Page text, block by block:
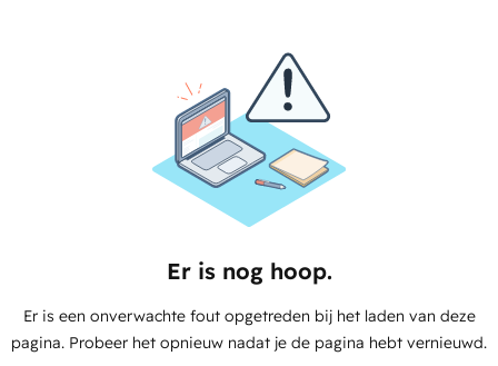
Er is nog hoop.
Er is een onverwachte fout opgetreden bij het laden van deze
pagina. Probeer het opnieuw nadat je de pagina hebt vernieuwd.